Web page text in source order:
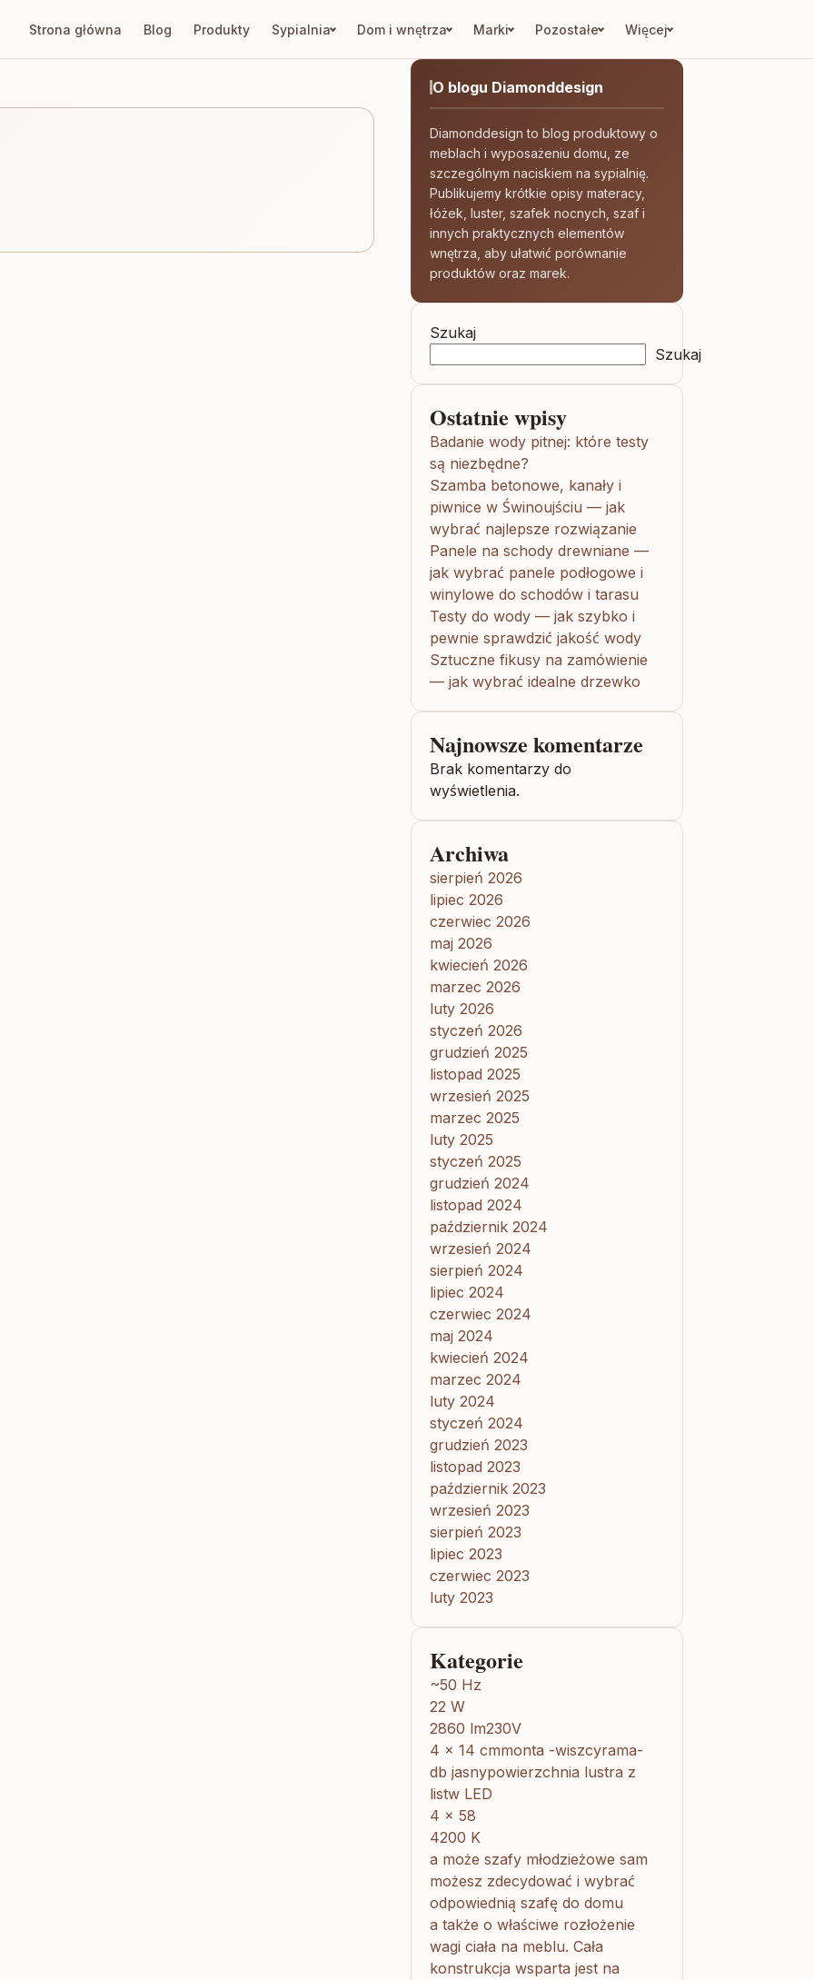
Strona główna Blog Produkty Sypialnia Dom i wnętrza Marki Pozostałe Więcej
O blogu Diamonddesign
Diamonddesign to blog produktowy o
meblach i wyposażeniu domu, ze
szczególnym naciskiem na sypialnię.
Publikujemy krótkie opisy materacy,
łóżek, luster, szafek nocnych, szaf i
innych praktycznych elementów
wnętrza, aby ułatwić porównanie
produktów oraz marek.
Szukaj
Szukaj
Ostatnie wpisy
Badanie wody pitnej: które testy
są niezbędne?
Szamba betonowe, kanały i
piwnice w Świnoujściu — jak
wybrać najlepsze rozwiązanie
Panele na schody drewniane —
jak wybrać panele podłogowe i
winylowe do schodów i tarasu
Testy do wody — jak szybko i
pewnie sprawdzić jakość wody
Sztuczne fikusy na zamówienie
— jak wybrać idealne drzewko
Najnowsze komentarze
Brak komentarzy do
wyświetlenia.
Archiwa
sierpień 2026
lipiec 2026
czerwiec 2026
maj 2026
kwiecień 2026
marzec 2026
luty 2026
styczeń 2026
grudzień 2025
listopad 2025
wrzesień 2025
marzec 2025
luty 2025
styczeń 2025
grudzień 2024
listopad 2024
październik 2024
wrzesień 2024
sierpień 2024
lipiec 2024
czerwiec 2024
maj 2024
kwiecień 2024
marzec 2024
luty 2024
styczeń 2024
grudzień 2023
listopad 2023
październik 2023
wrzesień 2023
sierpień 2023
lipiec 2023
czerwiec 2023
luty 2023
Kategorie
~50 Hz
22 W
2860 lm230V
4 x 14 cmmonta -wiszcyrama-
db jasnypowierzchnia lustra z
listw LED
4 x 58
4200 K
a może szafy młodzieżowe sam
możesz zdecydować i wybrać
odpowiednią szafę do domu
a także o właściwe rozłożenie
wagi ciała na meblu. Cała
konstrukcja wsparta jest na